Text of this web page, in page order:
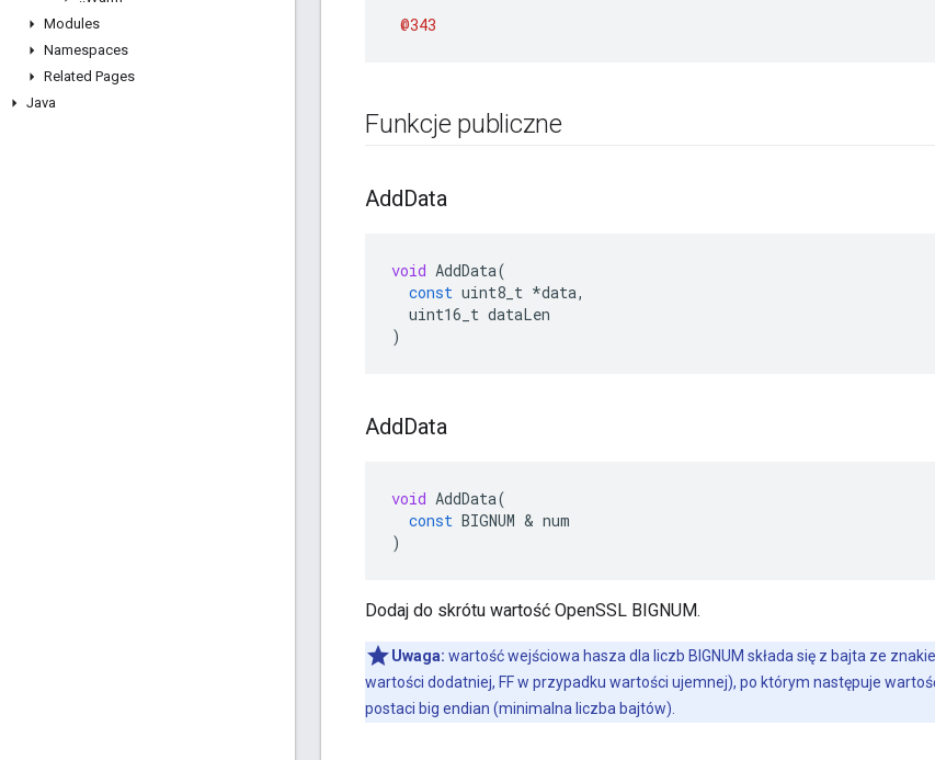
Modules
Namespaces
Related Pages
Java
@343
Funkcje publiczne
AddData
void AddData(
const uint8_t *data,
uint16_t dataLen
)
AddData
void AddData(
const BIGNUM & num
)
Dodaj do skrótu wartość OpenSSL BIGNUM.
Uwaga: wartość wejściowa hasza dla liczb BIGNUM składa się z bajta ze
wartości dodatniej, FF w przypadku wartości ujemnej), po którym następuje
postaci big endian (minimalna liczba bajtów).